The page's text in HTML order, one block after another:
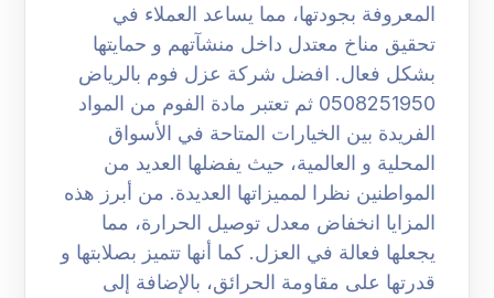
المعروفة بجودتها، مما يساعد العملاء في
تحقيق مناخ معتدل داخل منشآتهم و حمايتها
بشكل فعال. افضل شركة عزل فوم بالرياض
0508251950 ثم تعتبر مادة الفوم من المواد
الفريدة بين الخيارات المتاحة في الأسواق
المحلية و العالمية، حيث يفضلها العديد من
المواطنين نظرا لمميزاتها العديدة. من أبرز هذه
المزايا انخفاض معدل توصيل الحرارة، مما
يجعلها فعالة في العزل. كما أنها تتميز بصلابتها و
قدرتها على مقاومة الحرائق، بالإضافة إلى